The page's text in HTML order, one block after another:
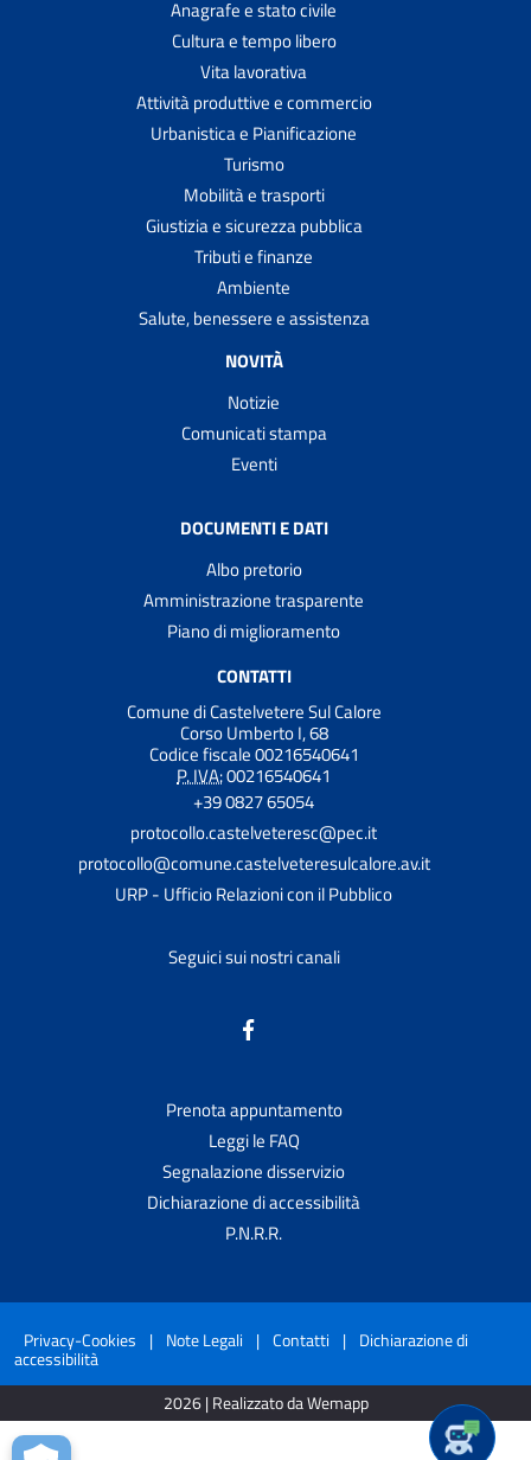
Anagrafe e stato civile
Cultura e tempo libero
Vita lavorativa
Attività produttive e commercio
Urbanistica e Pianificazione
Turismo
Mobilità e trasporti
Giustizia e sicurezza pubblica
Tributi e finanze
Ambiente
Salute, benessere e assistenza
NOVITÀ
Notizie
Comunicati stampa
Eventi
DOCUMENTI E DATI
Albo pretorio
Amministrazione trasparente
Piano di miglioramento
CONTATTI
Comune di Castelvetere Sul Calore
Corso Umberto I, 68
Codice fiscale 00216540641
P. IVA:00216540641
+39 0827 65054
protocollo.castelveteresc@pec.it
protocollo@comune.castelveteresulcalore.av.it
URP - Ufficio Relazioni con il Pubblico
Seguici sui nostri canali
Prenota appuntamento
Leggi le FAQ
Segnalazione disservizio
Dichiarazione di accessibilità
P.N.R.R.
Privacy-Cookies | Note Legali | Contatti | Dichiarazione di
accessibilità
2026 | Realizzato da Wemapp